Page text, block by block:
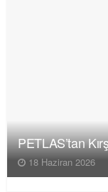
PETLAS’tan
18 Haziran 2026